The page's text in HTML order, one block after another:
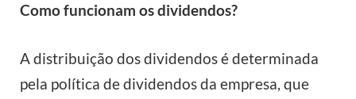
Como funcionam os dividendos?
A distribuição dos dividendos é determinada
pela política de dividendos da empresa, que